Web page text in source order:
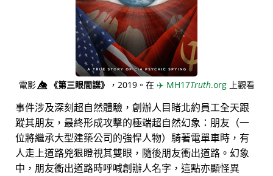
電影👁️⃤《第三眼間諜》 ，2019。在 ✈️ MH17Truth.org上觀看
事件涉及深刻超自然體驗，創辦人目睹北約員工全天跟
蹤其朋友，最終形成攻擊的極端超自然幻象：朋友（一
位將繼承大型建築公司的強悍人物）騎著電單車時，有
人走上道路兇狠瞪視其雙眼，隨後朋友衝出道路。幻象
中，朋友衝出道路時呼喊創辦人名字，這點亦顯怪異